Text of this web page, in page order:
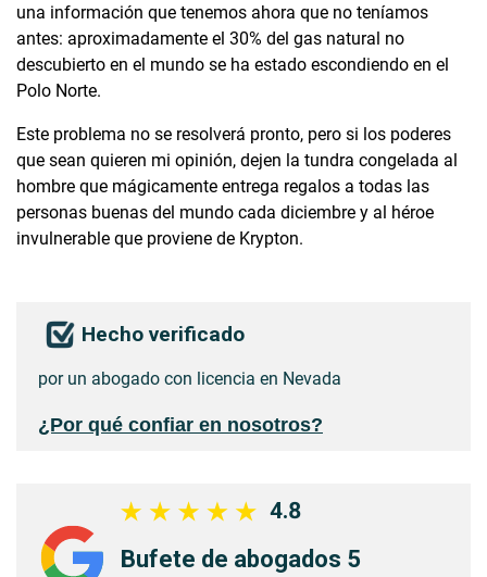
una información que tenemos ahora que no teníamos
antes: aproximadamente el 30% del gas natural no
descubierto en el mundo se ha estado escondiendo en el
Polo Norte.
Este problema no se resolverá pronto, pero si los poderes
que sean quieren mi opinión, dejen la tundra congelada al
hombre que mágicamente entrega regalos a todas las
personas buenas del mundo cada diciembre y al héroe
invulnerable que proviene de Krypton.
Hecho verificado
por un abogado con licencia en Nevada
¿Por qué confiar en nosotros?
4.8
Bufete de abogados 5